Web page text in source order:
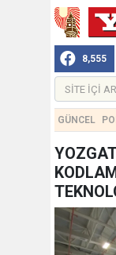
8,555
GÜNCEL